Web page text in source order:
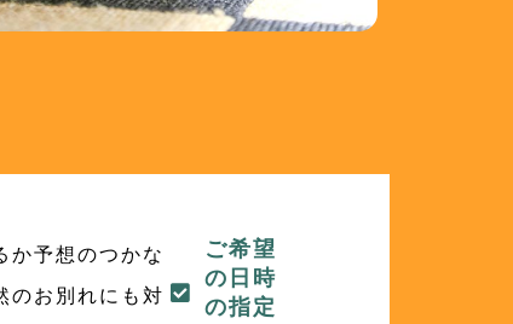
か予想のつかな
のお別れにも対
ご希望
の日時
の指定